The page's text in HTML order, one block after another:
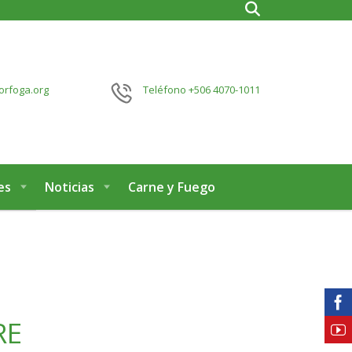
Teléfono +506 4070-1011
Noticias Carne y Fuego